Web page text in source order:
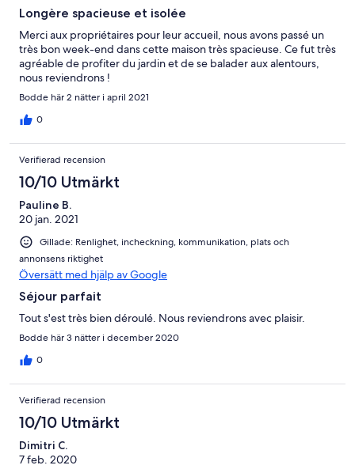
Longère spacieuse et isolée
Merci aux propriétaires pour leur accueil, nous avons passé un
très bon week-end dans cette maison très spacieuse. Ce fut très
agréable de profiter du jardin et de se balader aux alentours,
nous reviendrons !
Bodde här 2 nätter i april 2021
0
Verifierad recension
10/10 Utmärkt
Pauline B.
20 jan. 2021
Gillade: Renlighet, incheckning, kommunikation, plats och
annonsens riktighet
Översätt med hjälp av Google
Séjour parfait
Tout s'est très bien déroulé. Nous reviendrons avec plaisir.
Bodde här 3 nätter i december 2020
0
Verifierad recension
10/10 Utmärkt
Dimitri C.
7 feb. 2020